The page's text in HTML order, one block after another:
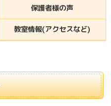
保護者様の声
教室情報(アクセスなど)